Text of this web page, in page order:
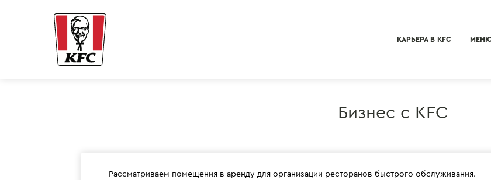
КАРЬЕРА В KFC
Бизнес с KFC
Рассматриваем помещения в аренду для организации ресторанов быстрого обслуживания.